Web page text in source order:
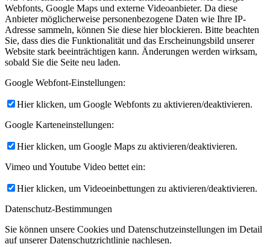
Webfonts, Google Maps und externe Videoanbieter. Da diese
Anbieter möglicherweise personenbezogene Daten wie Ihre IP-
Adresse sammeln, können Sie diese hier blockieren. Bitte beachten
Sie, dass dies die Funktionalität und das Erscheinungsbild unserer
Website stark beeinträchtigen kann. Änderungen werden wirksam,
sobald Sie die Seite neu laden.
Google Webfont-Einstellungen:
Hier klicken, um Google Webfonts zu aktivieren/deaktivieren.
Google Karteneinstellungen:
Hier klicken, um Google Maps zu aktivieren/deaktivieren.
Vimeo und Youtube Video bettet ein:
Hier klicken, um Videoeinbettungen zu aktivieren/deaktivieren.
Datenschutz-Bestimmungen
Sie können unsere Cookies und Datenschutzeinstellungen im Detail
auf unserer Datenschutzrichtlinie nachlesen.